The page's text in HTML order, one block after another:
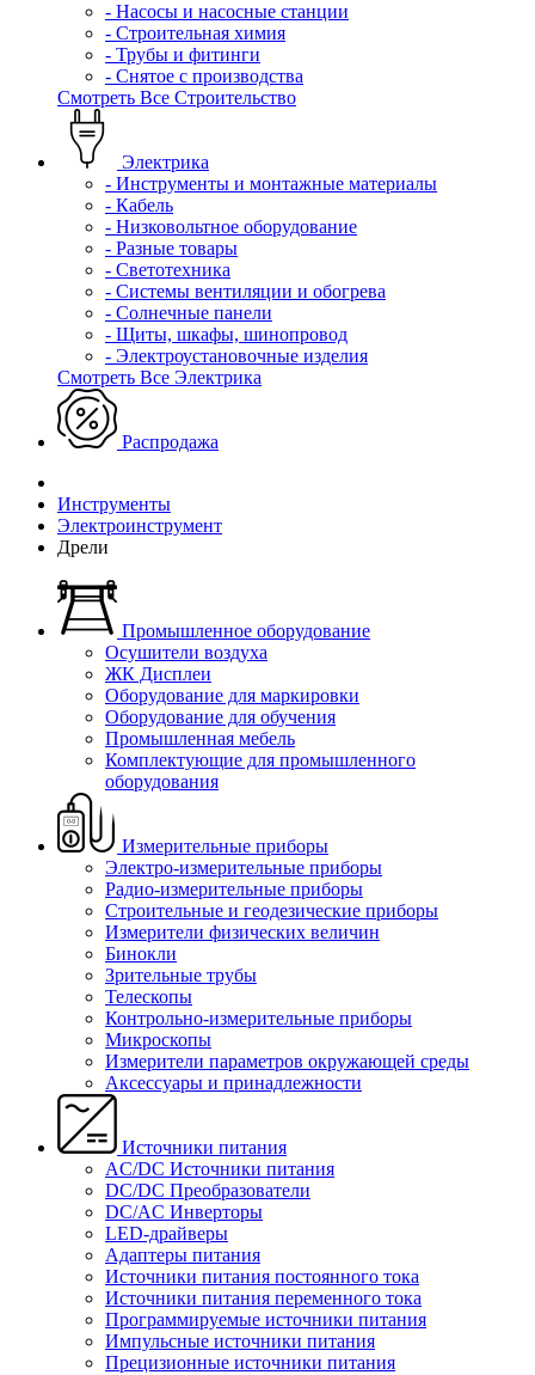
- Насосы и насосные станции
- Строительная химия
- Трубы и фитинги
- Снятое с производства
Смотреть Все Строительство
Электрика
- Инструменты и монтажные материалы
- Кабель
- Низковольтное оборудование
- Разные товары
- Светотехника
- Системы вентиляции и обогрева
- Солнечные панели
- Щиты, шкафы, шинопровод
- Электроустановочные изделия
Смотреть Все Электрика
Распродажа
Инструменты
Электроинструмент
Дрели
Промышленное оборудование
Осушители воздуха
ЖК Дисплеи
Оборудование для маркировки
Оборудование для обучения
Промышленная мебель
Комплектующие для промышленного
оборудования
Измерительные приборы
Электро-измерительные приборы
Радио-измерительные приборы
Строительные и геодезические приборы
Измерители физических величин
Бинокли
Зрительные трубы
Телескопы
Контрольно-измерительные приборы
Микроскопы
Измерители параметров окружающей среды
Аксессуары и принадлежности
Источники питания
AC/DC Источники питания
DC/DC Преобразователи
DC/AC Инверторы
LED-драйверы
Адаптеры питания
Источники питания постоянного тока
Источники питания переменного тока
Программируемые источники питания
Импульсные источники питания
Прецизионные источники питания